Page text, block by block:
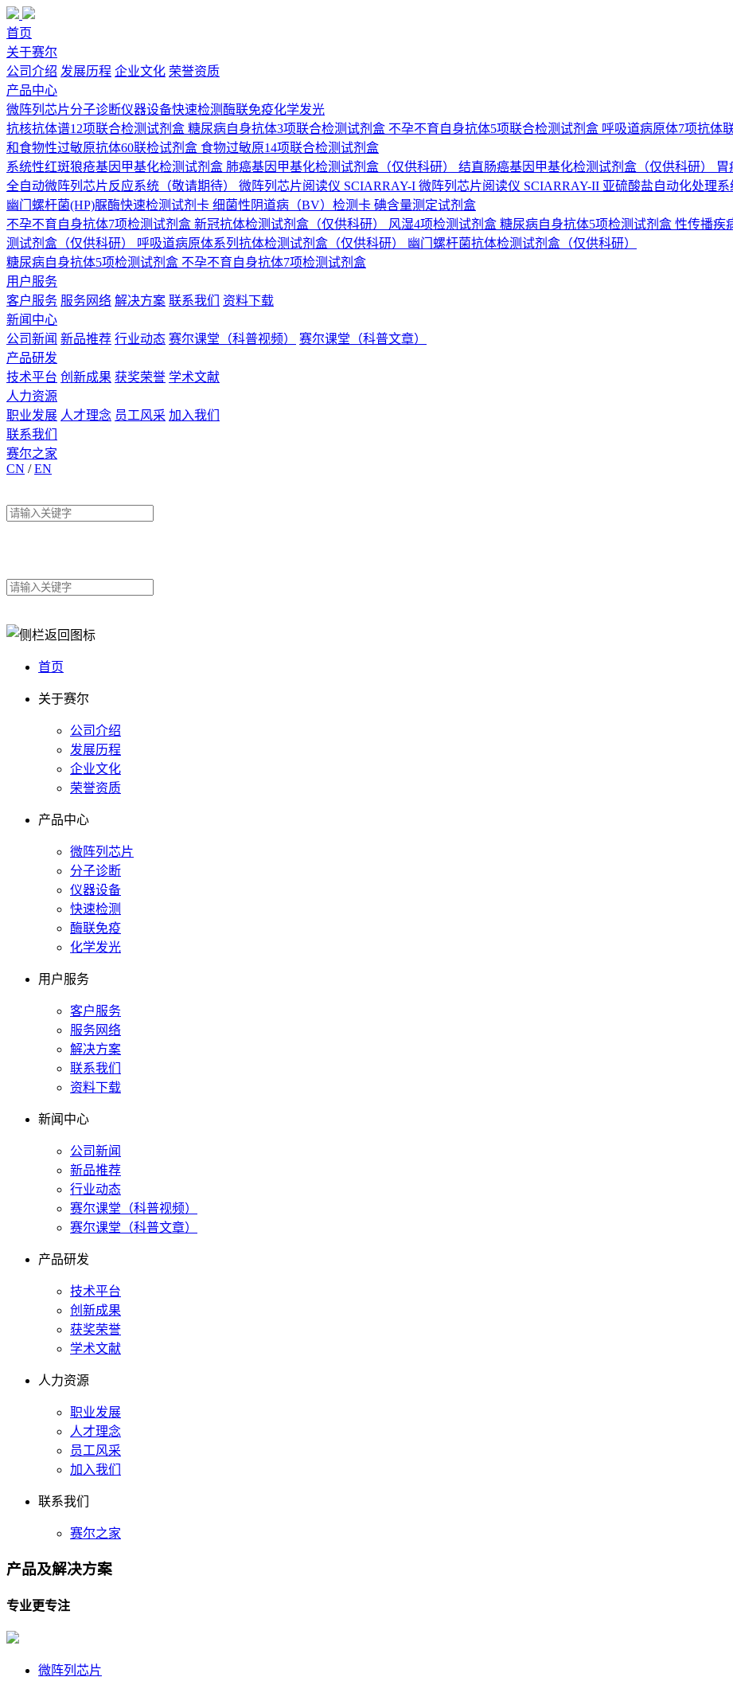
首页
关于赛尔
公司介绍 发展历程 企业文化 荣誉资质
产品中心
微阵列芯片分子诊断仪器设备快速检测 酶联免疫化学发光
抗核抗体谱12项联合检测试剂盒 糖尿病自身抗体3项联合检测试剂盒 不孕不育自身抗体5项联合检测试剂盒 呼吸道病原体7项抗体
和食物性过敏原抗体60联检试剂盒 食物过敏原14项联合检测试剂盒
系统性红斑狼疮基因甲基化检测试剂盒 肺癌基因甲基化检测试剂盒（仅供科研） 结直肠癌基因甲基化检测试剂盒（仅供科研）
胃
全自动微阵列芯片反应系统（敬请期待） 微阵列芯片阅读仪 SCIARRAY-I 微阵列芯片阅读仪 SCIARRAY-II 亚硫酸盐自动化处理系
幽门螺杆菌(HP)脲酶快速检测试剂卡 细菌性阴道病（BV）检测卡 碘含量测定试剂盒
不孕不育自身抗体7项检测试剂盒 新冠抗体检测试剂盒（仅供科研） 风湿4项检测试剂盒 糖尿病自身抗体5项检测试剂盒 性传播疾
测试剂盒（仅供科研）
呼吸道病原体系列抗体检测试剂盒（仅供科研）
幽门螺杆菌抗体检测试剂盒（仅供科研）
糖尿病自身抗体5项检测试剂盒 不孕不育自身抗体7项检测试剂盒
用户服务
客户服务 服务网络 解决方案 联系我们
资料下载
新闻中心
公司新闻 新品推荐 行业动态 赛尔课堂（科普视频）
赛尔课堂（科普文章）
产品研发
技术平台 创新成果 获奖荣誉 学术文献
人力资源
职业发展 人才理念 员工风采 加入我们
联系我们
赛尔之家
CN /EN
首页
关于赛尔
公司介绍
发展历程
企业文化
荣誉资质
产品中心
微阵列芯片
分子诊断
仪器设备
快速检测
酶联免疫
化学发光
用户服务
客户服务
服务网络
解决方案
联系我们
资料下载
新闻中心
公司新闻
新品推荐
行业动态
赛尔课堂（科普视频）
赛尔课堂（科普文章）
产品研发
技术平台
创新成果
获奖荣誉
学术文献
人力资源
职业发展
人才理念
员工风采
加入我们
联系我们
赛尔之家
产品及解决方案
专业更专注
微阵列芯片